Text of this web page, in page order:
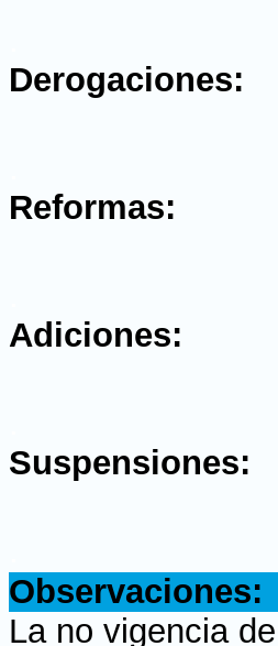
Derogaciones:
Reformas:
Adiciones:
Suspensiones:
Observaciones:
La no vigencia